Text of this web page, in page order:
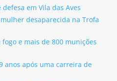
em Vila das Aves
desaparecida na Trofa
e mais de 800 munições
anos após uma carreira de